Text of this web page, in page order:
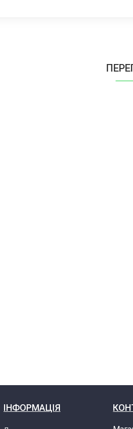
ІНФОРМАЦІЯ